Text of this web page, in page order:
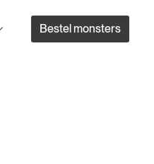
Bestel monsters